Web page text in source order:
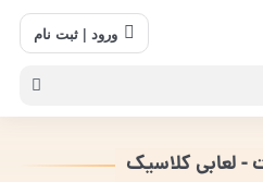
ورود | ثبت نام
- لعابی کلاسیک